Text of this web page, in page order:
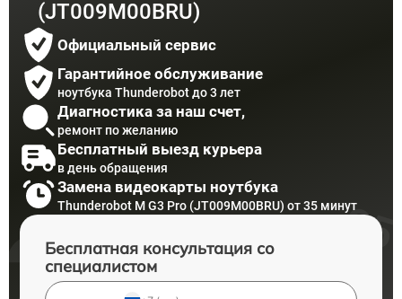
(JT009M00BRU)
Официальный сервис
Гарантийное обслуживание
ноутбука Thunderobot до 3 лет
Диагностика за наш счет,
ремонт по желанию
Бесплатный выезд курьера
в день обращения
Замена видеокарты ноутбука
Thunderobot M G3 Pro (JT009M00BRU) от 35 минут
Бесплатная консультация со
специалистом